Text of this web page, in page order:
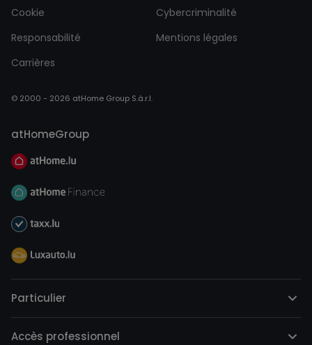
Cookie
Cybercriminalité
Responsabilité
Mentions légales
Carrières
© 2000 - 2026 atHome Group S.à.r.l.
atHomeGroup
Particulier
Accès professionnel